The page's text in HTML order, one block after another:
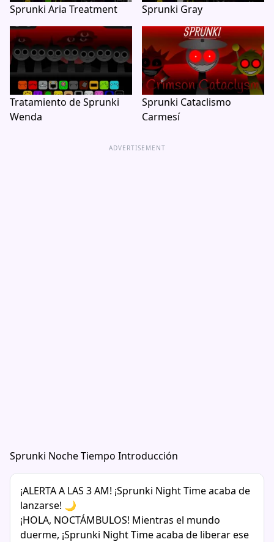
Sprunki Aria Treatment Sprunki Gray
Tratamiento de Sprunki
Wenda
Sprunki Cataclismo
Carmesí
ADVERTISEMENT
Sprunki Noche Tiempo Introducción
¡ALERTA A LAS 3 AM! ¡Sprunki Night Time acaba de
lanzarse! 🌙
¡HOLA, NOCTÁMBULOS! Mientras el mundo
duerme, ¡Sprunki Night Time acaba de liberar ese